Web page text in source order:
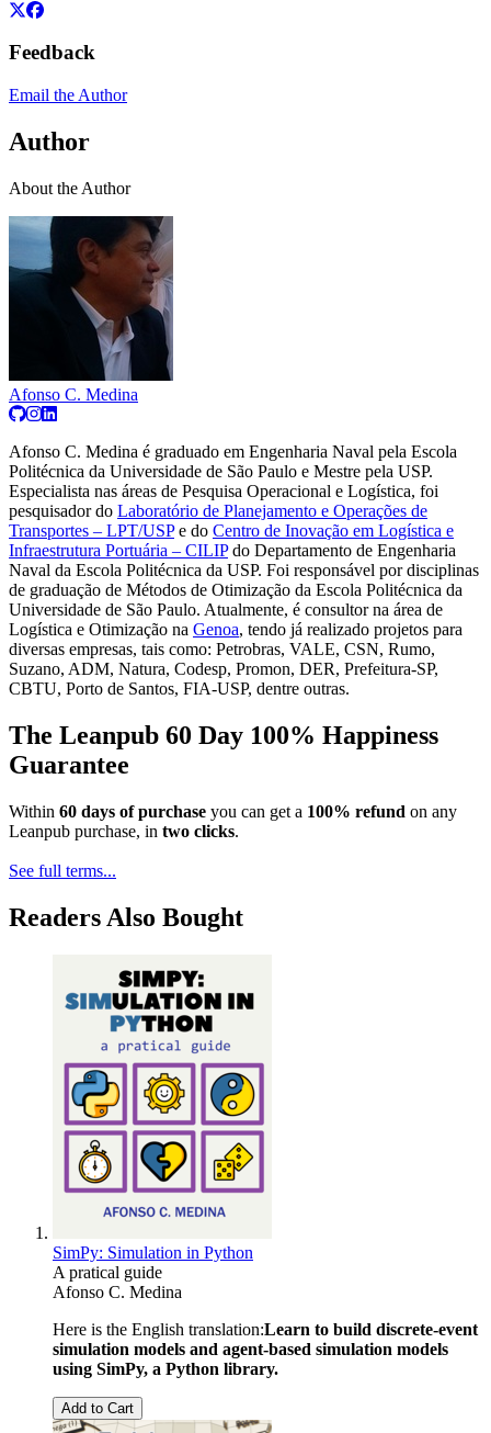
Feedback
Email the Author
Author
About the Author
Afonso C. Medina
Afonso C. Medina é graduado em Engenharia Naval pela Escola
Politécnica da Universidade de São Paulo e Mestre pela USP.
Especialista nas áreas de Pesquisa Operacional e Logística, foi
pesquisador do Laboratório de Planejamento e Operações de
Transportes – LPT/USPe do Centro de Inovação em Logística e
Infraestrutura Portuária – CILIPdo Departamento de Engenharia
Naval da Escola Politécnica da USP. Foi responsável por disciplinas
de graduação de Métodos de Otimização da Escola Politécnica da
Universidade de São Paulo. Atualmente, é consultor na área de
Logística e Otimização na Genoa, tendo já realizado projetos para
diversas empresas, tais como: Petrobras, VALE, CSN, Rumo,
Suzano, ADM, Natura, Codesp, Promon, DER, Prefeitura-SP,
CBTU, Porto de Santos, FIA-USP, dentre outras.
The Leanpub 60 Day 100% Happiness
Guarantee
Within 60 days of purchase you can get a 100% refund on any
Leanpub purchase, in two clicks.
See full terms...
Readers Also Bought
SimPy: Simulation in Python
A pratical guide
Afonso C. Medina
Here is the English translation:Learn to build discrete-event
simulation models and agent-based simulation models
using SimPy, a Python library.
Add to Cart